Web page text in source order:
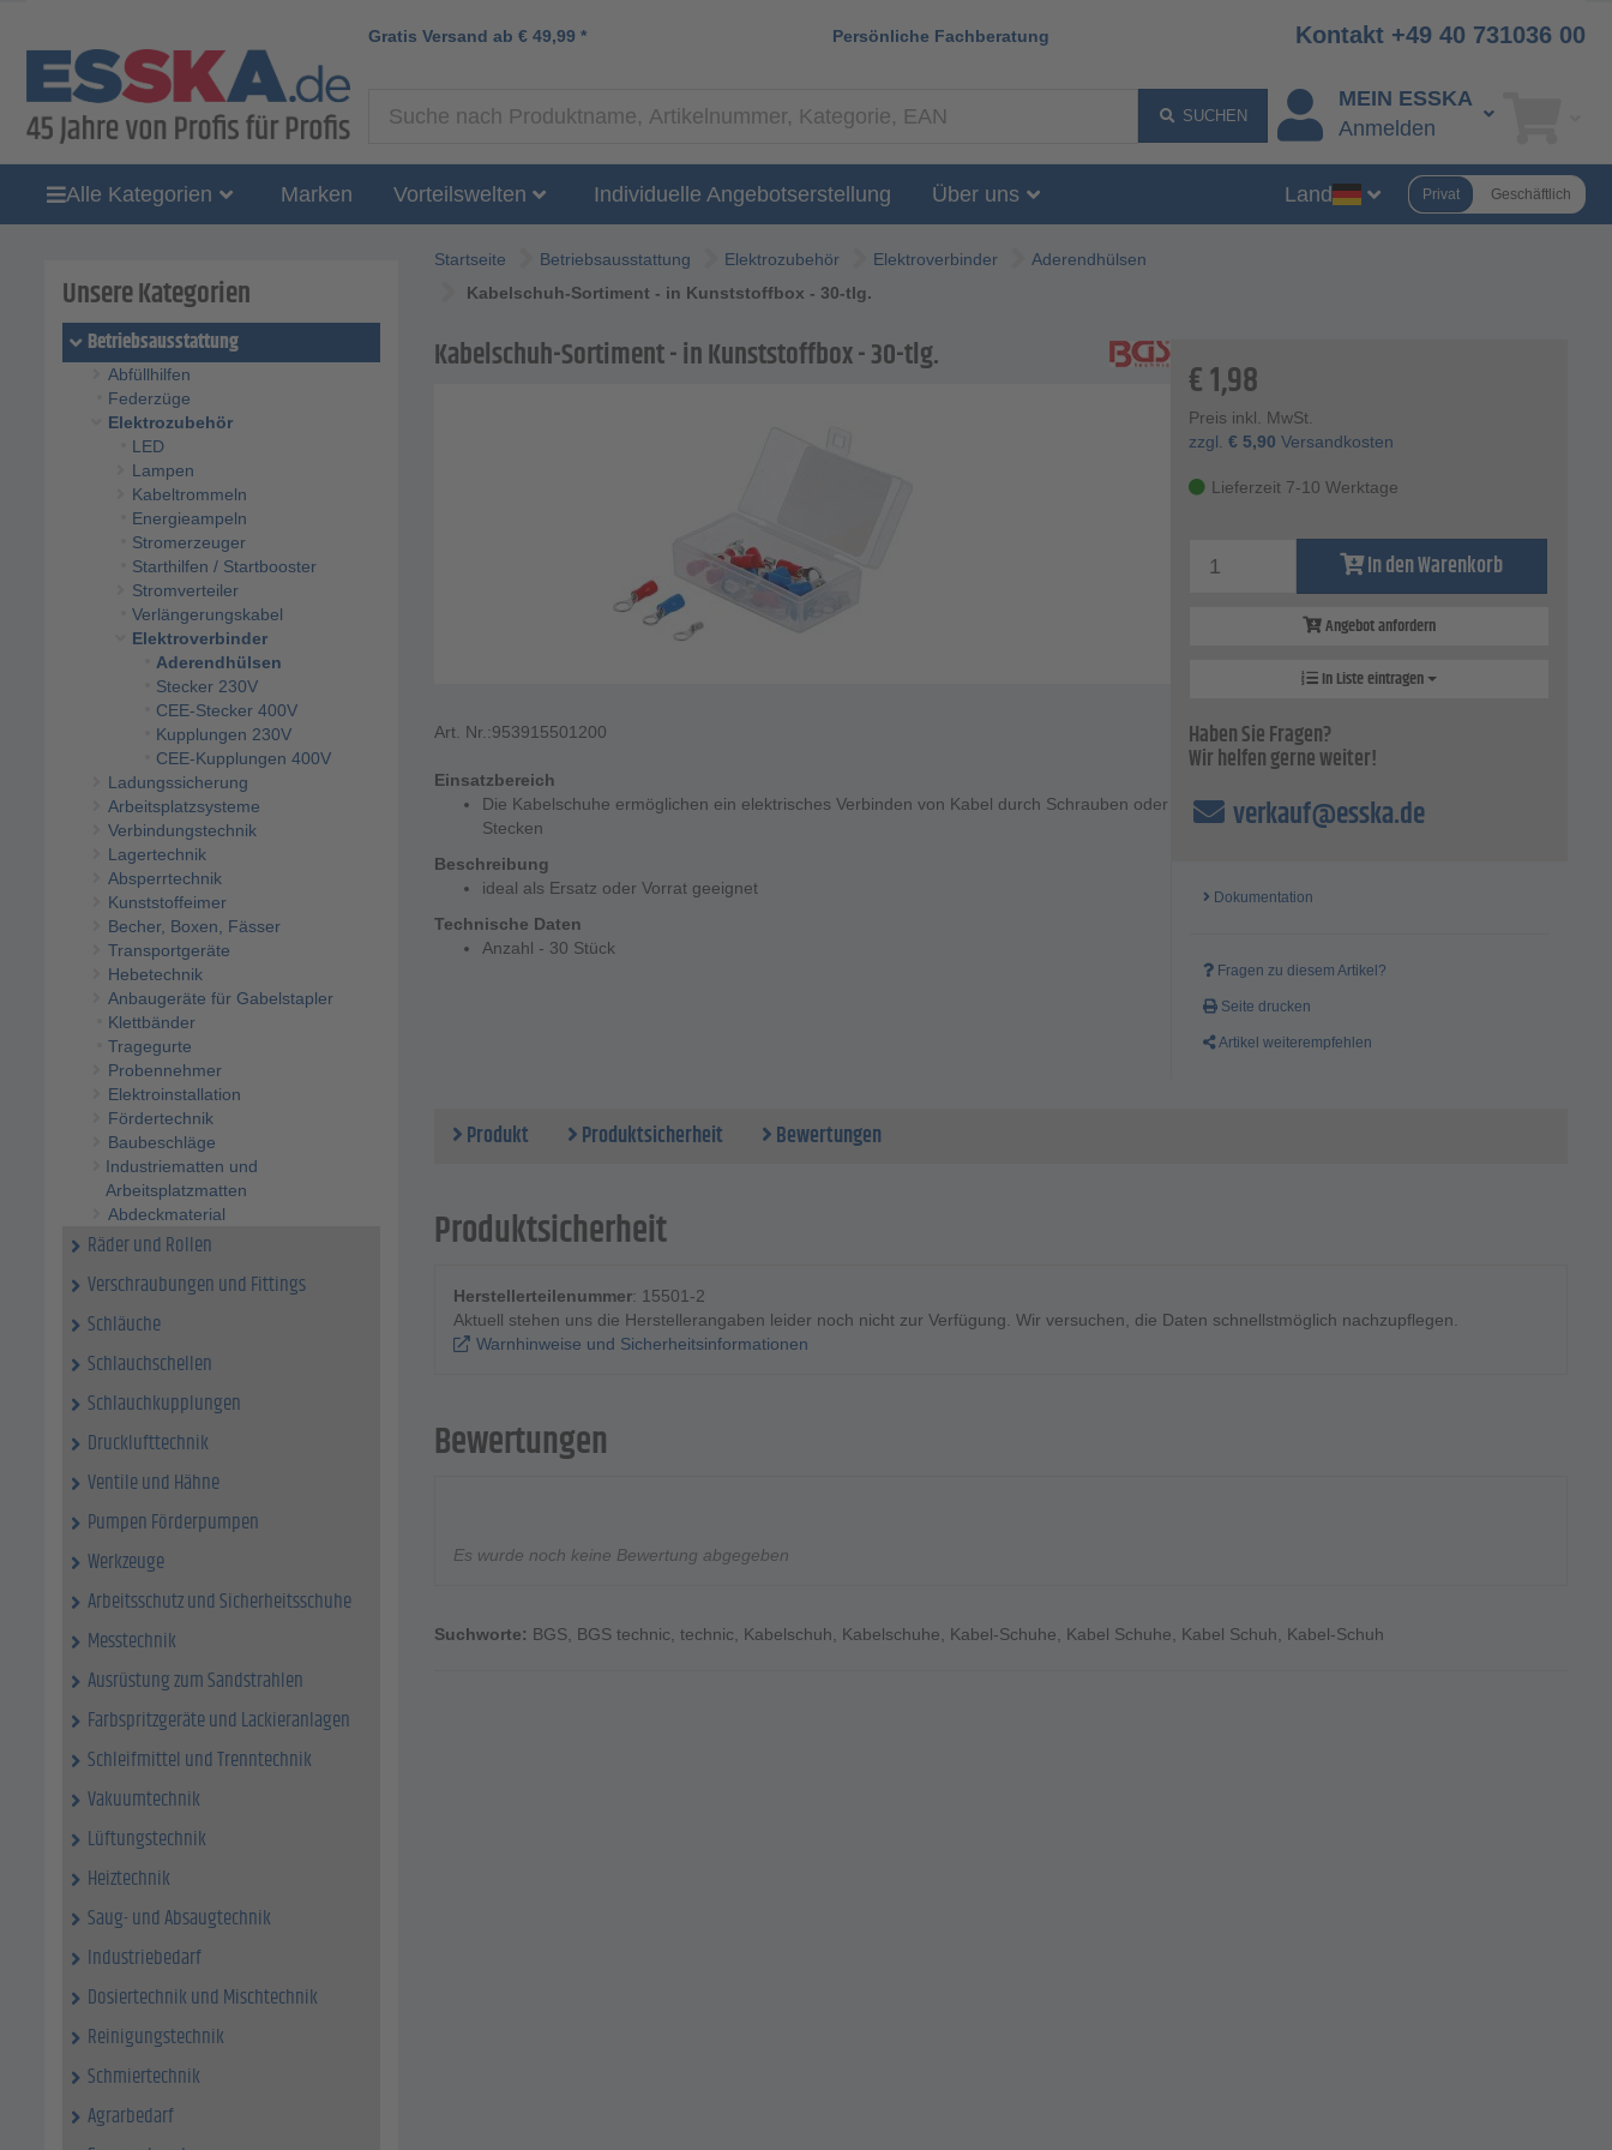
Gratis Versand ab € 49,99 * Persönliche Fachberatung Kontakt +49 40 731036 00
SUCHEN
MEIN ESSKA
Anmelden
Alle Kategorien Marken Vorteilswelten Individuelle Angebotserstellung Über uns Land Privat Geschäftlich
Unsere Kategorien
Betriebsausstattung
Abfüllhilfen
Federzüge
Elektrozubehör
LED
Lampen
Kabeltrommeln
Energieampeln
Stromerzeuger
Starthilfen / Startbooster
Stromverteiler
Verlängerungskabel
Elektroverbinder
Aderendhülsen
Stecker 230V
CEE-Stecker 400V
Kupplungen 230V
CEE-Kupplungen 400V
Ladungssicherung
Arbeitsplatzsysteme
Verbindungstechnik
Lagertechnik
Absperrtechnik
Kunststoffeimer
Becher, Boxen, Fässer
Transportgeräte
Hebetechnik
Anbaugeräte für Gabelstapler
Klettbänder
Tragegurte
Probennehmer
Elektroinstallation
Fördertechnik
Baubeschläge
Industriematten und
Arbeitsplatzmatten
Abdeckmaterial
Räder und Rollen
Verschraubungen und Fittings
Schläuche
Schlauchschellen
Schlauchkupplungen
Drucklufttechnik
Ventile und Hähne
Pumpen Förderpumpen
Werkzeuge
Arbeitsschutz und Sicherheitsschuhe
Messtechnik
Ausrüstung zum Sandstrahlen
Farbspritzgeräte und Lackieranlagen
Schleifmittel und Trenntechnik
Vakuumtechnik
Lüftungstechnik
Heiztechnik
Saug- und Absaugtechnik
Industriebedarf
Dosiertechnik und Mischtechnik
Reinigungstechnik
Schmiertechnik
Agrarbedarf
Startseite Betriebsausstattung Elektrozubehör Elektroverbinder
Aderendhülsen
Kabelschuh-Sortiment - in Kunststoffbox - 30-tlg.
Kabelschuh-Sortiment - in Kunststoffbox - 30-tlg.
Art. Nr.:953915501200
Einsatzbereich
Die Kabelschuhe ermöglichen ein elektrisches Verbinden von Kabel durch Schrauben oder
Stecken
Beschreibung
ideal als Ersatz oder Vorrat geeignet
Technische Daten
Anzahl - 30 Stück
€1,98
Preis inkl. MwSt.
zzgl.€ 5,90 Versandkosten
Lieferzeit 7-10 Werktage
In den Warenkorb
Angebot anfordern
In Liste eintragen
Haben Sie Fragen?
Wir helfen gerne weiter!
verkauf@esska.de
Dokumentation
Fragen zu diesem Artikel?
Seite drucken
Artikel weiterempfehlen
Produkt Produktsicherheit Bewertungen
Produktsicherheit
Herstellerteilenummer: 15501-2
Aktuell stehen uns die Herstellerangaben leider noch nicht zur Verfügung. Wir versuchen, die Daten schnellstmöglich nachzupflegen.
Warnhinweise und Sicherheitsinformationen
Bewertungen
Es wurde noch keine Bewertung abgegeben
Suchworte: BGS, BGS technic, technic, Kabelschuh, Kabelschuhe, Kabel-Schuhe, Kabel Schuhe, Kabel Schuh, Kabel-Schuh